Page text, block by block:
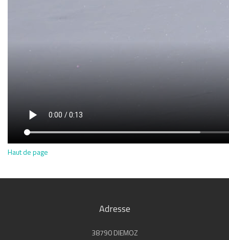
Haut de page
Adresse
38790 DIEMOZ